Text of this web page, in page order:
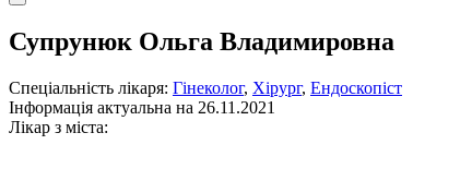
Супрунюк Ольга Владимировна
Спеціальність лікаря: Гінеколог, Хірург, Ендоскопіст
Інформація актуальна на 26.11.2021
Лікар з міста: